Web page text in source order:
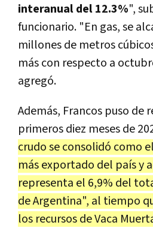
interanual del 12.3%",
funcionario. "En gas, se
millones de metros
más con respecto a
agregó.
Además, Francos puso de
primeros diez meses de
crudo se consolidó como
más exportado del país y
representa el 6,9% del
de Argentina", al tiempo
los recursos de Vaca